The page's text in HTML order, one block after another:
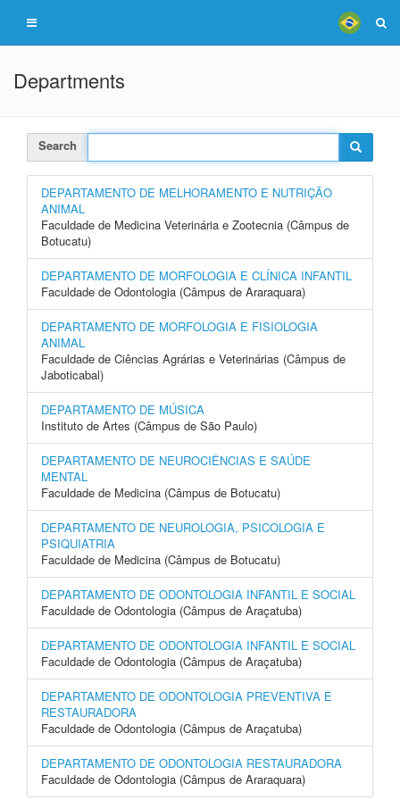
Departments
Search
DEPARTAMENTO DE MELHORAMENTO E NUTRIÇÃO
ANIMAL
Faculdade de Medicina Veterinária e Zootecnia (Câmpus de
Botucatu)
DEPARTAMENTO DE MORFOLOGIA E CLÍNICA INFANTIL
Faculdade de Odontologia (Câmpus de Araraquara)
DEPARTAMENTO DE MORFOLOGIA E FISIOLOGIA
ANIMAL
Faculdade de Ciências Agrárias e Veterinárias (Câmpus de
Jaboticabal)
DEPARTAMENTO DE MÚSICA
Instituto de Artes (Câmpus de São Paulo)
DEPARTAMENTO DE NEUROCIÊNCIAS E SAÚDE
MENTAL
Faculdade de Medicina (Câmpus de Botucatu)
DEPARTAMENTO DE NEUROLOGIA, PSICOLOGIA E
PSIQUIATRIA
Faculdade de Medicina (Câmpus de Botucatu)
DEPARTAMENTO DE ODONTOLOGIA INFANTIL E SOCIAL
Faculdade de Odontologia (Câmpus de Araçatuba)
DEPARTAMENTO DE ODONTOLOGIA INFANTIL E SOCIAL
Faculdade de Odontologia (Câmpus de Araçatuba)
DEPARTAMENTO DE ODONTOLOGIA PREVENTIVA E
RESTAURADORA
Faculdade de Odontologia (Câmpus de Araçatuba)
DEPARTAMENTO DE ODONTOLOGIA RESTAURADORA
Faculdade de Odontologia (Câmpus de Araraquara)